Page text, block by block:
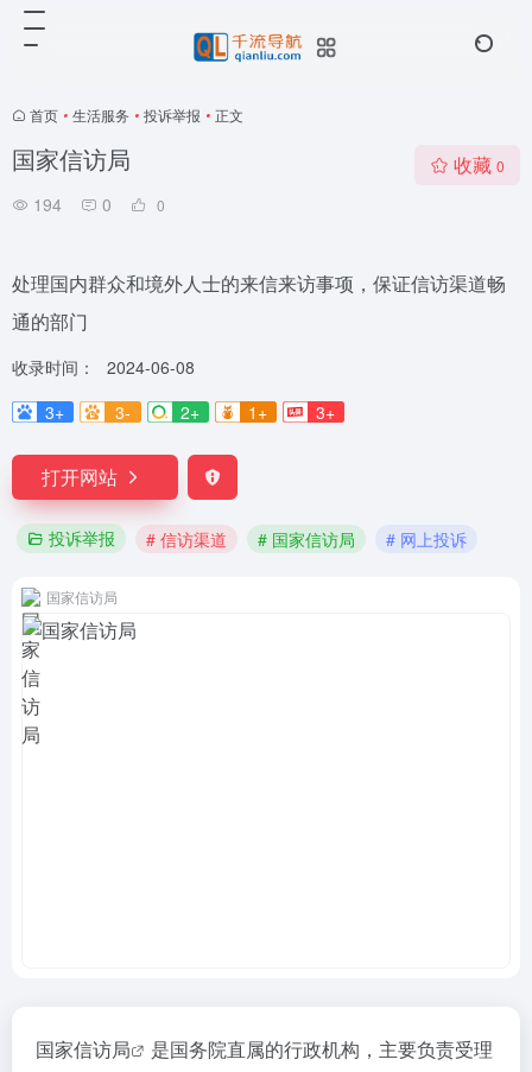
首页 • 生活服务 • 投诉举报 • 正文
国家信访局
194 0 0
收藏 0
处理国内群众和境外人士的来信来访事项，保证信访渠道畅
通的部门
收录时间：
2024-06-08
3+
3- 2+ 1+ 3+
打开网站
投诉举报 # 信访渠道 # 国家信访局 # 网上投诉
国家信访局
国家信访局
是国务院直属的行政机构，主要负责受理